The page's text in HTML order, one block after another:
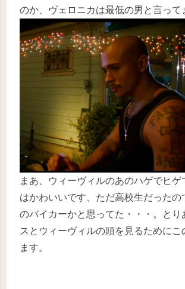
のか、ヴェロニカは最低の男と言って
まあ、ウィーヴィルのあのハゲでヒゲ
はかわいいです、ただ高校生だったの
のバイカーかと思ってた・・・。とり
スとウィーヴィルの頭を見るためにこ
ます。